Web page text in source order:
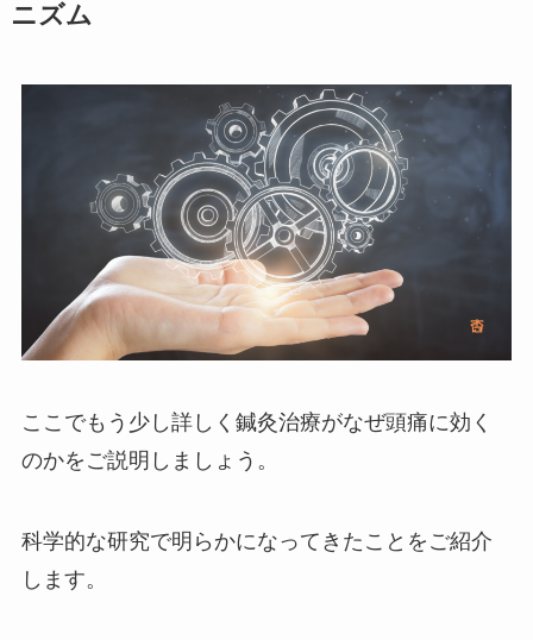
ニズム
ここでもう少し詳しく鍼灸治療がなぜ頭痛に効く
のかをご説明しましょう。
科学的な研究で明らかになってきたことをご紹介
します。